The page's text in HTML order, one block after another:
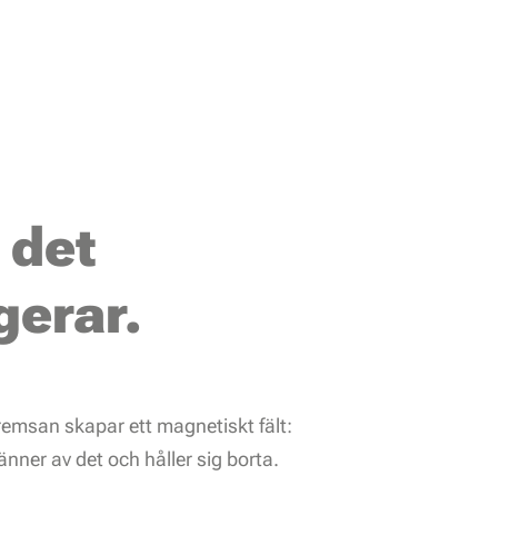
det
skapar ett magnetiskt fält:
av det och håller sig borta.